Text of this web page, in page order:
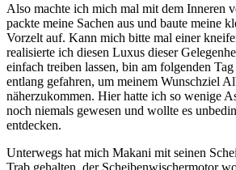
Also machte ich mich mal mit dem Inneren
packte meine Sachen aus und baute meine
Vorzelt auf. Kann mich bitte mal einer
realisierte ich diesen Luxus dieser
einfach treiben lassen, bin am folgenden
entlang gefahren, um meinem Wunschziel
näherzukommen. Hier hatte ich so wenige
noch niemals gewesen und wollte es
entdecken.
Unterwegs hat mich Makani mit seinen
Trab gehalten, der Scheibenwischermotor